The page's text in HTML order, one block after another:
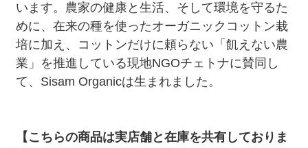
います。農家の健康と生活、そして環境を守るた
めに、在来の種を使ったオーガニックコットン栽
培に加え、コットンだけに頼らない「飢えない農
業」を推進している現地NGOチェトナに賛同し
て、Sisam Organicは生まれました。
【こちらの商品は実店舗と在庫を共有しておりま